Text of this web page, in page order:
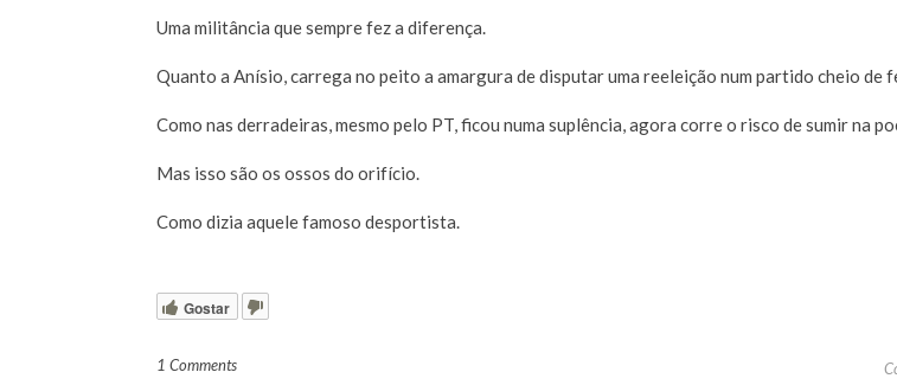
Uma militância que sempre fez a diferença.
Quanto a Anísio, carrega no peito a amargura de disputar uma reeleição num partido cheio de
Como nas derradeiras, mesmo pelo PT, ficou numa suplência, agora corre o risco de sumir na
Mas isso são os ossos do orifício.
Como dizia aquele famoso desportista.
Gostar
1 Comments